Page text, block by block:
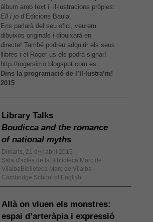
àlbum amb text i il·lustracions pròpies:
Ell i jod’Edicions Baula.
Ens parlarà del seu ofici, veurem
dibuixos originals i dibuixarà en
directe! També podreu adquirir els seus
llibres i el Roger us els podrà signar!
http://rogersimo.blogspot.com.es
Dins la programació de l’Il·lustra’m!
2015
Library Talks
Boudicca and the romance
of national myths
Dimarts, 21 d abril 2015
Sala d'actes de la Biblioteca Marc de
VilalbaBiblioteca Marc de Vilalba -
Cambridge School of English
Allà on viuen els monstres:
espai d’arteràpia i expressió